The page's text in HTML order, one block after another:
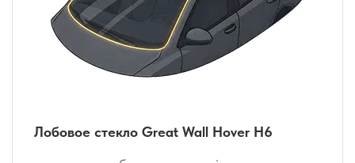
Лобовое стекло Great Wall Hover H6